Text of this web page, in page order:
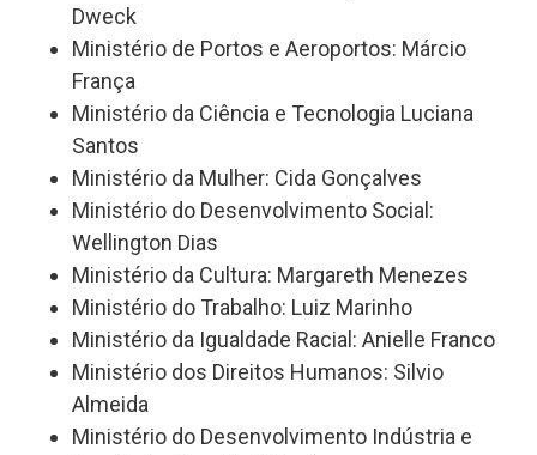
Dweck
Ministério de Portos e Aeroportos: Márcio
França
Ministério da Ciência e Tecnologia Luciana
Santos
Ministério da Mulher: Cida Gonçalves
Ministério do Desenvolvimento Social:
Wellington Dias
Ministério da Cultura: Margareth Menezes
Ministério do Trabalho: Luiz Marinho
Ministério da Igualdade Racial: Anielle Franco
Ministério dos Direitos Humanos: Silvio
Almeida
Ministério do Desenvolvimento Indústria e